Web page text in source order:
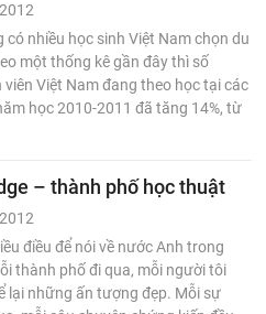
có nhiều học sinh Việt Nam chọn du
một thống kê gần đây thì số
viên Việt Nam đang theo học tại các
học 2010-2011 đã tăng 14%, từ
– thành phố học thuật
điều để nói về nước Anh trong
thành phố đi qua, mỗi người tôi
lại những ấn tượng đẹp. Mỗi sự